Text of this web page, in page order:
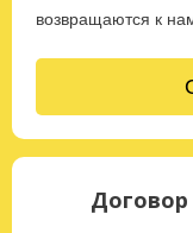
возвращаются к
Договор